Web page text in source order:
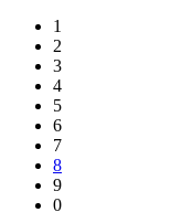
1
2
3
4
5
6
7
8
9
0